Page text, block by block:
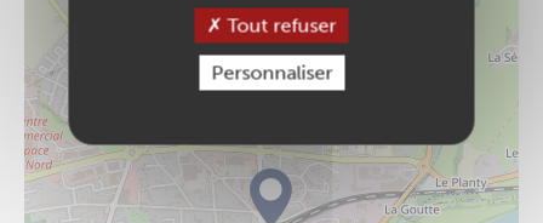
Tout refuser
Personnaliser